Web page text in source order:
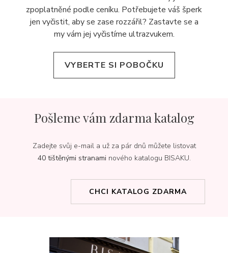
zpoplatněné podle ceníku. Potřebujete váš šperk
jen vyčistit, aby se zase rozzářil? Zastavte se a
my vám jej vyčistíme ultrazvukem.
VYBERTE SI POBOČKU
Pošleme vám zdarma katalog
Zadejte svůj e-mail a už za pár dnů můžete listovat
40 tištěnými stranami nového katalogu BISAKU.
CHCI KATALOG ZDARMA